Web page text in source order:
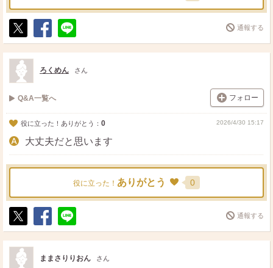
ポ
ス
ト
シ
ェ
送
る
通報する
ろくめん さん
Q&A一覧へ フォロー
役に立った！ありがとう： 0 2026/4/30 15:17
大丈夫だと思います
役に立った！ ありがとう 0
ポ
ス
ト
シ
ェ
送
る
通報する
ままさりりおん さん